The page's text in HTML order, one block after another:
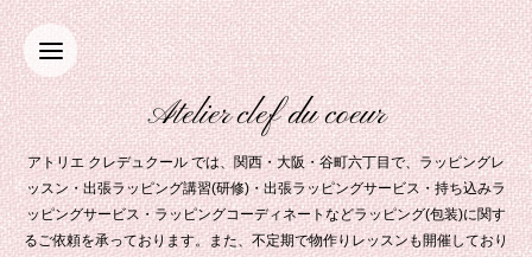
Atelier clef du coeur
アトリエ クレデュクール では、関西・大阪・谷町六丁目で、ラッピングレ
ッスン・出張ラッピング講習(研修)・出張ラッピングサービス・持ち込みラ
ッピングサービス・ラッピングコーディネートなどラッピング(包装)に関す
るご依頼を承っております。また、不定期で物作りレッスンも開催しており